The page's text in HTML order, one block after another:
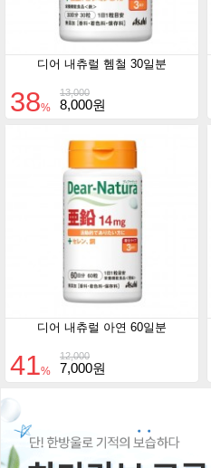
디어 내츄럴 헴철 30일분
13,000
38% 8,000원
디어 내츄럴 아연 60일분
12,000
41% 7,000원